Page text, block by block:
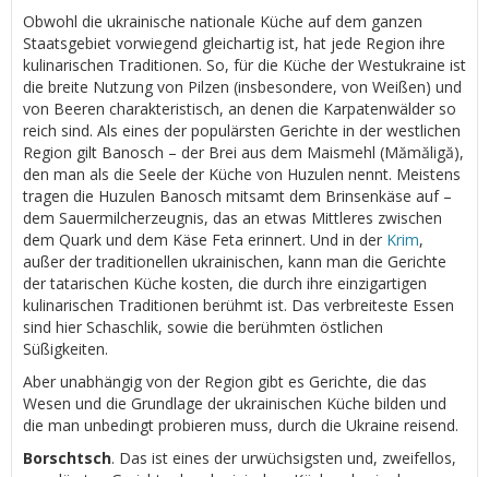
Obwohl die ukrainische nationale Küche auf dem ganzen
Staatsgebiet vorwiegend gleichartig ist, hat jede Region ihre
kulinarischen Traditionen. So, für die Küche der Westukraine ist
die breite Nutzung von Pilzen (insbesondere, von Weißen) und
von Beeren charakteristisch, an denen die Karpatenwälder so
reich sind. Als eines der populärsten Gerichte in der westlichen
Region gilt Banosch – der Brei aus dem Maismehl (Mămăligă),
den man als die Seele der Küche von Huzulen nennt. Meistens
tragen die Huzulen Banosch mitsamt dem Brinsenkäse auf –
dem Sauermilcherzeugnis, das an etwas Mittleres zwischen
dem Quark und dem Käse Feta erinnert. Und in der Krim,
außer der traditionellen ukrainischen, kann man die Gerichte
der tatarischen Küche kosten, die durch ihre einzigartigen
kulinarischen Traditionen berühmt ist. Das verbreiteste Essen
sind hier Schaschlik, sowie die berühmten östlichen
Süßigkeiten.
Aber unabhängig von der Region gibt es Gerichte, die das
Wesen und die Grundlage der ukrainischen Küche bilden und
die man unbedingt probieren muss, durch die Ukraine reisend.
Borschtsch. Das ist eines der urwüchsigsten und, zweifellos,